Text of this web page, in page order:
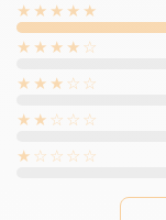
★★★★★
★★★★☆
★★★☆☆
★★☆☆☆
★☆☆☆☆